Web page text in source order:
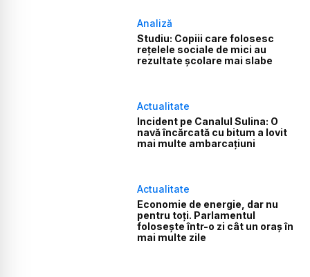
Analiză
Studiu: Copiii care folosesc
rețelele sociale de mici au
rezultate școlare mai slabe
Actualitate
Incident pe Canalul Sulina: O
navă încărcată cu bitum a lovit
mai multe ambarcațiuni
Actualitate
Economie de energie, dar nu
pentru toți. Parlamentul
folosește într-o zi cât un oraș în
mai multe zile